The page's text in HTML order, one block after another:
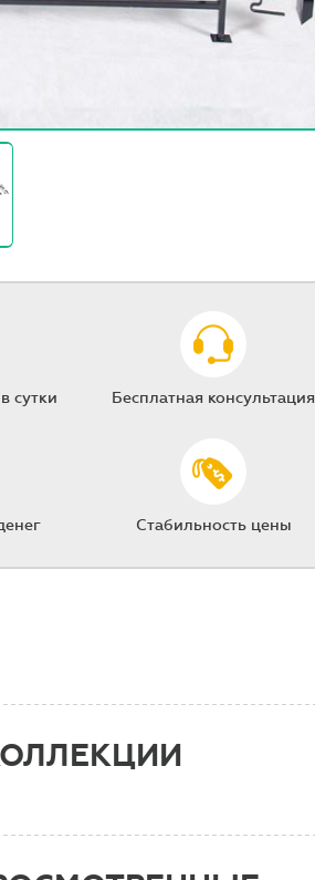
сутки Бесплатная консультация
Стабильность цены